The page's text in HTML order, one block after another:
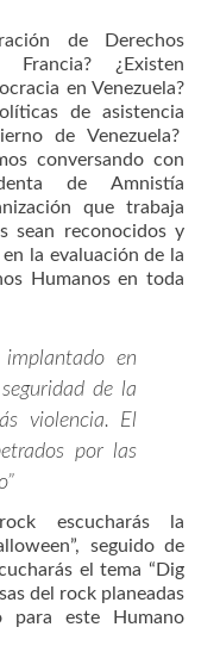
de Derechos
¿Existen
en Venezuela?
de asistencia
de Venezuela?
conversando con
de Amnistía
que trabaja
sean reconocidos y
la evaluación de la
Humanos en toda
en
de la
violencia. El
por las
escucharás la
seguido de
el tema “Dig
del rock planeadas
para este Humano